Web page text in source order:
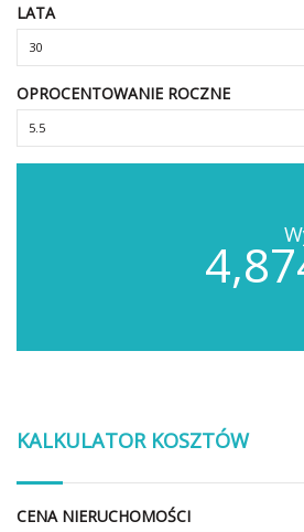
LATA
OPROCENTOWANIE ROCZNE
KALKULATOR KOSZTÓW
CENA NIERUCHOMOŚCI